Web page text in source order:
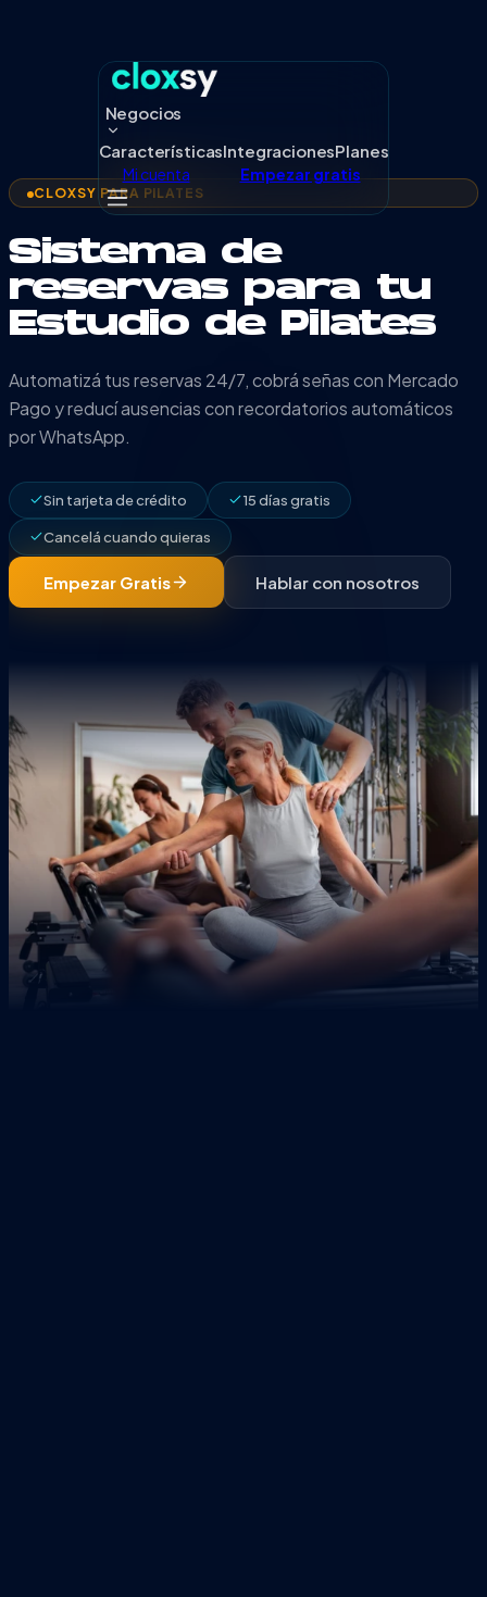
Negocios
CaracterísticasIntegracionesPlanes
Mi cuenta Empezar gratis
CLOXSY PARA PILATES
Sistema de
reservas para tu
Estudio de Pilates
Automatizá tus reservas 24/7, cobrá señas con Mercado
Pago y reducí ausencias con recordatorios automáticos
por WhatsApp.
Sin tarjeta de crédito 15 días gratis
Cancelá cuando quieras
Empezar Gratis Hablar con nosotros